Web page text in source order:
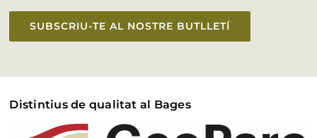
SUBSCRIU-TE AL NOSTRE BUTLLETÍ
Distintius de qualitat al Bages